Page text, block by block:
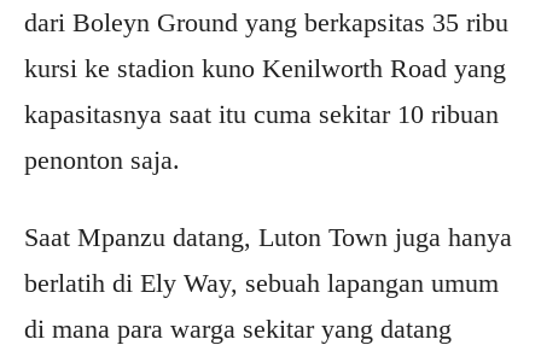
dari Boleyn Ground yang berkapsitas 35 ribu
kursi ke stadion kuno Kenilworth Road yang
kapasitasnya saat itu cuma sekitar 10 ribuan
penonton saja.
Saat Mpanzu datang, Luton Town juga hanya
berlatih di Ely Way, sebuah lapangan umum
di mana para warga sekitar yang datang